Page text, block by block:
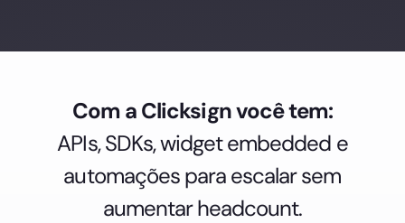
Com a Clicksign você tem:
APIs, SDKs, widget embedded e
automações para escalar sem
aumentar headcount.